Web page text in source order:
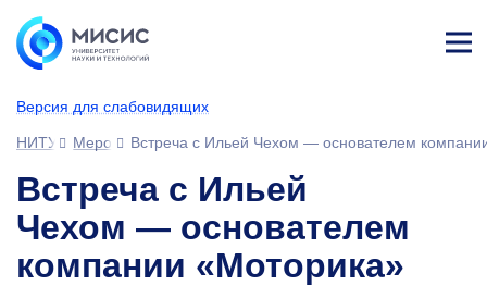
Версия для слабовидящих
ине
НИТУ МИСИСМероприятияВстреча с Ильей Чехом — основателем
Встреча с Ильей
Чехом — основателем
компании «Моторика»